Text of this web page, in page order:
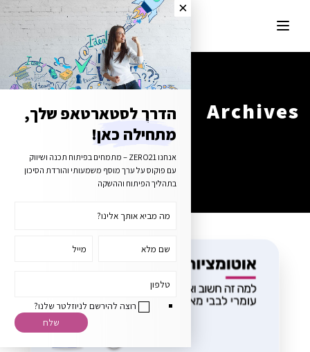
Archives
Tag Archives for: "startup"
הדרך לסטארטאפ שלך,
מתחילה כאן!
בתהליך הפיתוח וההשקה